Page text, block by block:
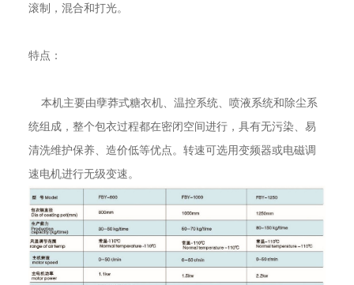
滚制，混合和打光。
特点：
本机主要由孽莽式糖衣机、温控系统、喷液系统和除尘系
统组成，整个包衣过程都在密闭空间进行，具有无污染、易
清洗维护保养、造价低等优点。转速可选用变频器或电磁调
速电机进行无级变速。